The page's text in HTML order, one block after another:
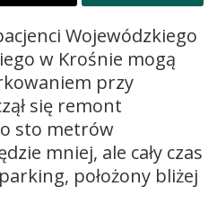
Wojewódzkiego
w Krośnie mogą
przy
się remont
sto metrów
mniej, ale cały czas
położony bliżej